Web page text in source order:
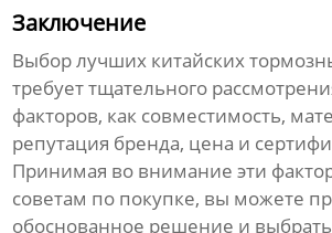
Заключение
Выбор лучших китайских
требует тщательного
факторов, как совместимость,
репутация бренда, цена и
Принимая во внимание эти
советам по покупке, вы можете
обоснованное решение и